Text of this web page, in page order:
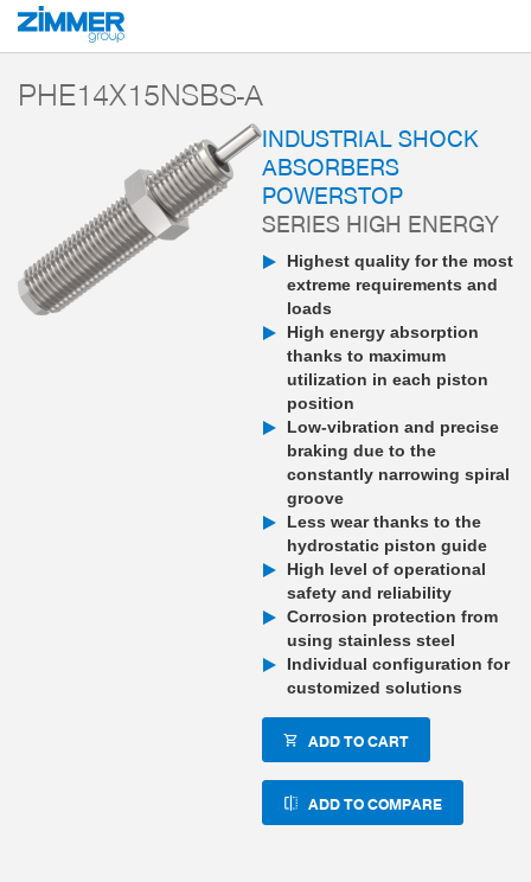
Start Products
PHE14X15NSBS-A
INDUSTRIAL SHOCK
ABSORBERS
POWERSTOP
SERIES HIGH ENERGY
Highest quality for the most
extreme requirements and
loads
High energy absorption
thanks to maximum
utilization in each piston
position
Low-vibration and precise
braking due to the
constantly narrowing spiral
groove
Less wear thanks to the
hydrostatic piston guide
High level of operational
safety and reliability
Corrosion protection from
using stainless steel
Individual configuration for
customized solutions
ADD TO CART
ADD TO COMPARE